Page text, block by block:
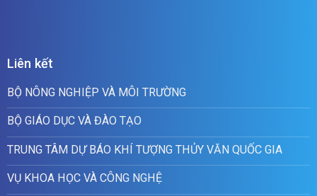
Liên kết
BỘ NÔNG NGHIỆP VÀ MÔI TRƯỜNG
BỘ GIÁO DỤC VÀ ĐÀO TẠO
TRUNG TÂM DỰ BÁO KHÍ TƯỢNG THỦY VĂN QUỐC GIA
VỤ KHOA HỌC VÀ CÔNG NGHỆ